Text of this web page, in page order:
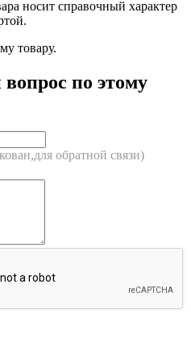
носит справочный характер
товару.
вопрос по этому
обратной связи)